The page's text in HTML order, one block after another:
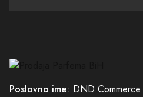
Poslovno ime: DND Commerce